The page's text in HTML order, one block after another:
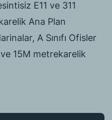
E11 ve 311
Ana Plan
A Sınıfı Ofisler
15M metrekarelik